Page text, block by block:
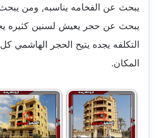
يبحث عن الفخامه يناسبه, ومن
يبحث عن حجر يعيش لسنين كثيره
التكلفه يجده يتيح الحجر
المكان.